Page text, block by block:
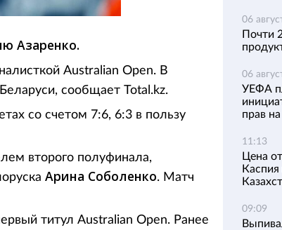
Азаренко.
Australian Open. В
сообщает Total.kz.
со счетом 7:6, 6:3 в пользу
второго полуфинала,
Арина Соболенко. Матч
титул Australian Open. Ранее
06
Почти
06
УЕФА
прав
11:13
Цена
09:09